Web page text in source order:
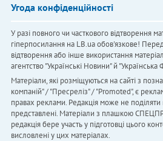
Угода конфіденційності
У разі повного чи часткового відтворення
гіперпосилання на LB.ua обов'язкове!
відтворення або інше використання
агентство "Українськi Новини" й
Матеріали, які розміщуються на сайті з
компаній" / "Пресреліз" / "Promoted", є
правах реклами. Редакція може не поділяти
представлені. Матеріали з плашкою
редакція бере участь у підготовці цього
висловлені у цих матеріалах.